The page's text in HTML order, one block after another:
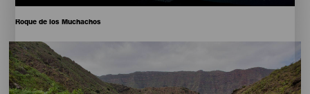
Pie
foto
Roque de los Muchachos
Imagen
Imagen
Escritorio
16:9